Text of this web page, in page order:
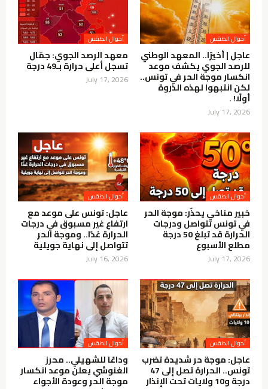
أحوال الطقس
عاجل | أخيرًا.. المعهد الوطني
للرصد الجوي يكشف موعد
انكسار موجة الحر في تونس..
لكن انتبهوا لهذه الذروة
أولًا! .
July 17, 2026
أحوال الطقس
معهد الرصد الجوي: جمّال
تسجل أعلى حرارة بـ49 درجة
July 17, 2026
أحوال الطقس
خبير مناخي يحذّر: موجة الحر
في تونس تتواصل ودرجات
الحرارة قد تبلغ 50 درجة
مطلع الأسبوع
July 17, 2026
أحوال الطقس
عاجل: تونس على موعد مع
ارتفاع غير مسبوق في درجات
الحرارة غدًا.. وموجة الحر
تتواصل إلى نهاية جويلية
July 16, 2026
أحوال الطقس
عاجل: موجة حر شديدة تضرب
تونس.. الحرارة تصل إلى 47
درجة و10 ولايات تحت الإنذار
أحوال الطقس
وداعًا للشهيلي.. محرز
الغنوشي يعلن موعد انكسار
موجة الحر وعودة الأجواء